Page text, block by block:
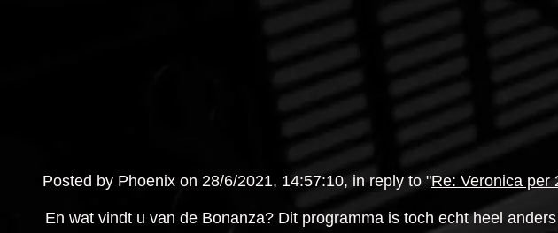
Posted by Phoenix on 28/6/2021, 14:57:10, in reply to "Re: Veronica per
En wat vindt u van de Bonanza? Dit programma is toch echt heel